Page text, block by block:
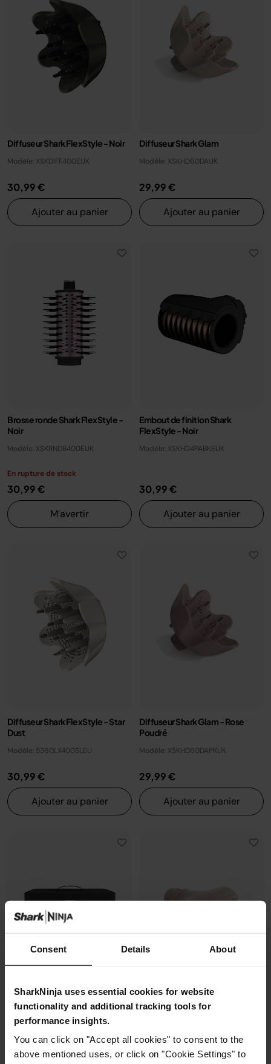
Consent Details About
SharkNinja uses essential cookies for website
functionality and additional tracking tools for
performance insights.
You can click on "Accept all cookies" to consent to the
above mentioned uses, or click on "Cookie Settings" to
Diffuseur Shark FlexStyle - Noir
Modèle: XSKDIFF400EUK
30,99 €
Ajouter au panier
Diffuseur Shark Glam
Modèle: XSKHD60DAUK
29,99 €
Ajouter au panier
Brosse ronde Shark FlexStyle -
Noir
Modèle: XSKRNDB400EUK
En rupture de stock
30,99 €
M’avertir
Embout de finition Shark
FlexStyle - Noir
Modèle: XSKHD4PABKEUK
30,99 €
Ajouter au panier
Diffuseur Shark FlexStyle - Star
Dust
Modèle: 5360LX400SLEU
30,99 €
Ajouter au panier
Diffuseur Shark Glam - Rose
Poudré
Modèle: XSKHD60DAPKUK
29,99 €
Ajouter au panier
Coffret de rangement Shark
FlexStyle
Modèle: 5315FC400EUUK
Embout de finition Shark Glam